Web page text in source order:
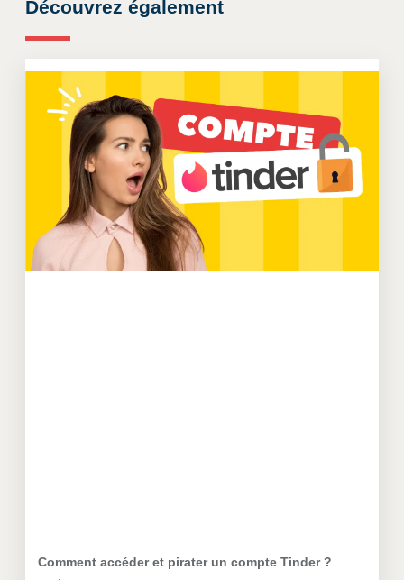
Découvrez également
Comment accéder et pirater un compte Tinder ?